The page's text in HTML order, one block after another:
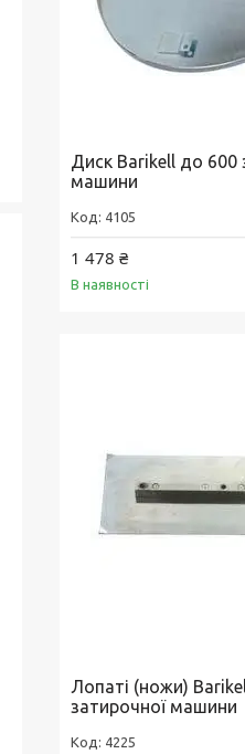
Диск Barikell до 600
машини
4105
1 478 ₴
В наявності
Лопаті (ножи)
затирочної машини
4225